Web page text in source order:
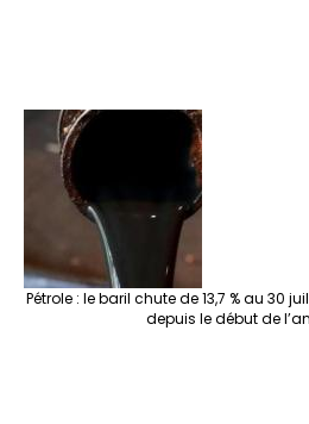
Pétrole : le baril chute de 13,7 % au 30
depuis le début de